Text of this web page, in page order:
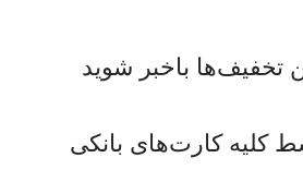
تخفیف‌ها باخبر شوید
کلیه کارت‌های بانکی